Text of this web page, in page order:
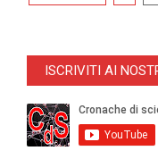
ISCRIVITI AI